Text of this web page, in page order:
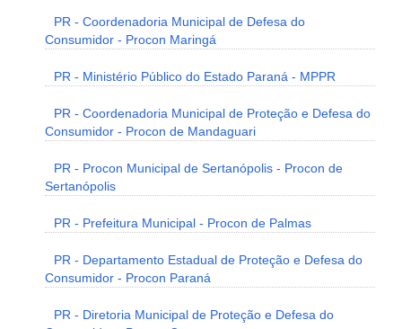
PR - Coordenadoria Municipal de Defesa do
Consumidor - Procon Maringá
PR - Ministério Público do Estado Paraná - MPPR
PR - Coordenadoria Municipal de Proteção e Defesa do
Consumidor - Procon de Mandaguari
PR - Procon Municipal de Sertanópolis - Procon de
Sertanópolis
PR - Prefeitura Municipal - Procon de Palmas
PR - Departamento Estadual de Proteção e Defesa do
Consumidor - Procon Paraná
PR - Diretoria Municipal de Proteção e Defesa do